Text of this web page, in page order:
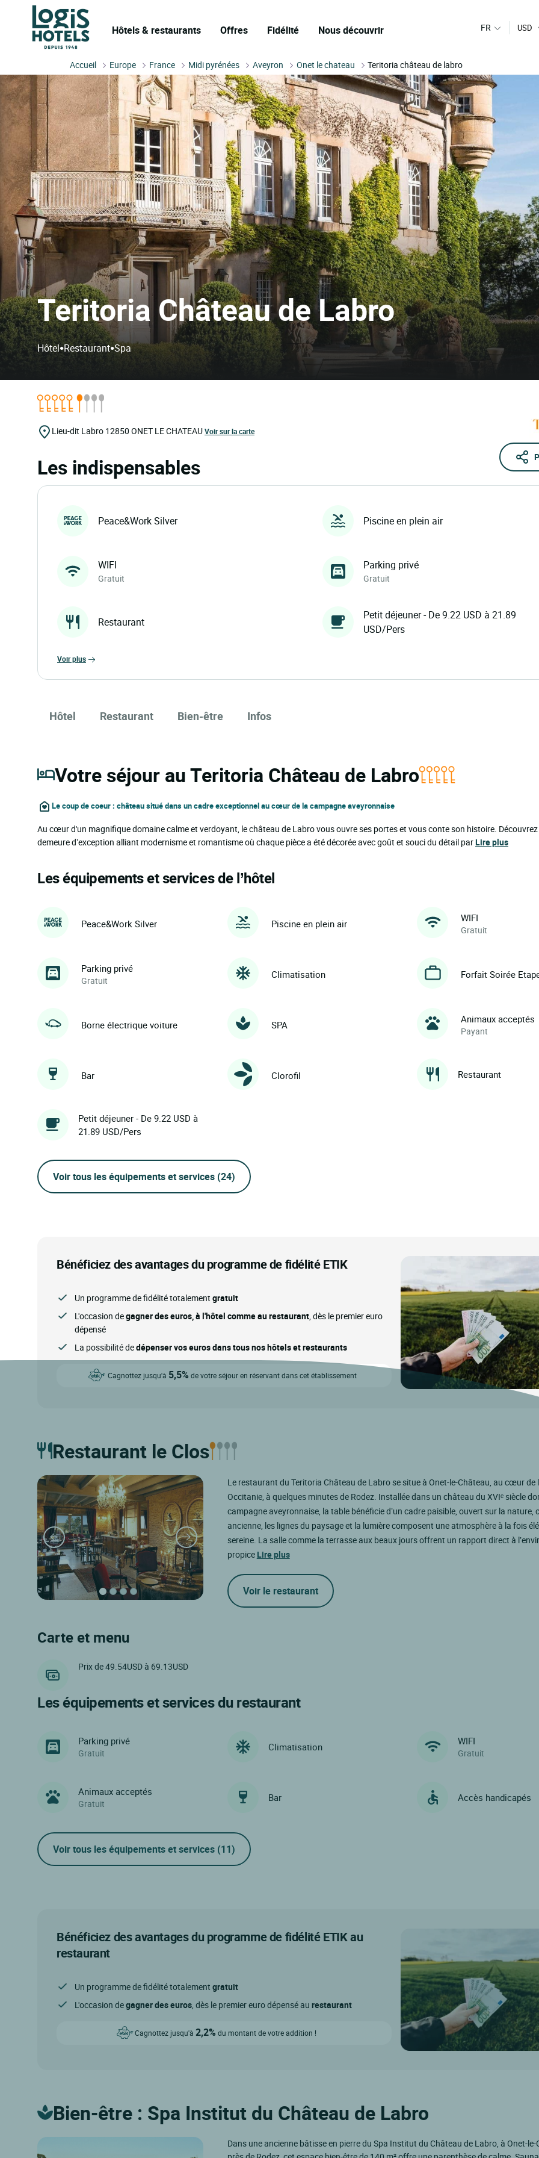
Hôtels & restaurants Offres Fidélité Nous découvrir FR USD
Accueil Europe France Midi pyrénées Aveyron Onet le chateau Teritoria château de labro
Teritoria Château de Labro
Hôtel•Restaurant•Spa
Lieu-dit Labro 12850 ONET LE CHATEAUVoir sur la carte
Les indispensables
Peace&Work Silver Piscine en plein air
WIFI
Gratuit
Parking privé
Gratuit
Restaurant
Petit déjeuner - De 9.22 USD à 21.89
USD/Pers
voir plus
Hôtel Restaurant Bien-être Infos
Votre séjour au Teritoria Château de Labro
Le coup de coeur : château situé dans un cadre exceptionnel au cœur de la campagne aveyronnaise
Au cœur d'un magnifique domaine calme et verdoyant, le château de Labro vous ouvre ses portes et vous conte son histoire.
demeure d’exception alliant modernisme et romantisme où chaque pièce a été décorée avec goût et souci du détail parLire plus
Les équipements et services de l’hôtel
Peace&Work Silver Piscine en plein air WIFI
Gratuit
Parking privé
Gratuit
Climatisation Forfait Soirée
Borne électrique voiture SPA Animaux acceptés
Payant
Bar Clorofil Restaurant
Petit déjeuner - De 9.22 USD à
21.89 USD/Pers
Voir tous les équipements et services (24)
Bénéficiez des avantages du programme de fidélité ETIK
Un programme de fidélité totalement gratuit
L'occasion degagner des euros, à l'hôtel comme au restaurant , dès le premier euro
dépensé
La possibilité dedépenser vos euros dans tous nos hôtels et restaurants
Cagnottez jusqu'à 5,5% de votre séjour en réservant dans cet établissement
Restaurant le Clos
Le restaurant du Teritoria Château de Labro se situe à Onet-le-Château, au cœur de
Occitanie, à quelques minutes de Rodez. Installée dans un château du XVIᵉ siècle
campagne aveyronnaise, la table bénéficie d’un cadre paisible, ouvert sur la nature,
ancienne, les lignes du paysage et la lumière composent une atmosphère à la fois
sereine. La salle comme la terrasse aux beaux jours offrent un rapport direct à
propice Lire plus
Voir le restaurant
Carte et menu
Prix de 49.54USD à 69.13USD
Les équipements et services du restaurant
Parking privé
Gratuit
Climatisation WIFI
Gratuit
Animaux acceptés
Gratuit
Bar Accès handicapés
Voir tous les équipements et services (11)
Bénéficiez des avantages du programme de fidélité ETIK au
restaurant
Un programme de fidélité totalement gratuit
L'occasion degagner des euros , dès le premier euro dépensé au restaurant
Cagnottez jusqu'à 2,2% du montant de votre addition !
Bien-être : Spa Institut du Château de Labro
Dans une ancienne bâtisse en pierre du Spa Institut du Château de Labro, à Onet-le-